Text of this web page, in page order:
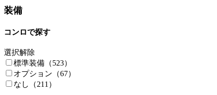
NEST TOOLS（2）
NEXT CAMPER（3）
NIESMANN+ BISCHOFF（3）
OGUshow（8）
OMC（16）
RAZY DAYS（1）
RBL（1）
RECVEE（20）
RINEI（25）
装備
コンロで探す
選択解除
標準装備（523）
オプション（67）
なし（211）